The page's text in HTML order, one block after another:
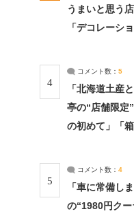
うまいと思う
「デコレーシ
4
コメント数： 5
「北海道土産
亭の“店舗限
の初めて」「
5
コメント数： 4
「車に常備し
の“1980円ク